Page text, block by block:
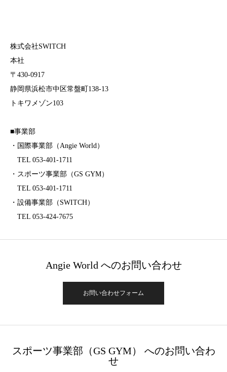
株式会社SWITCH
本社
〒430-0917
静岡県浜松市中区常盤町138-13
トキワメゾン103
■事業部
・国際事業部（Angie World）
TEL 053-401-1711
・スポーツ事業部（GS GYM）
TEL 053-401-1711
・設備事業部（SWITCH）
TEL 053-424-7675
Angie World へのお問い合わせ
お問い合わせフォーム
スポーツ事業部（GS GYM） へのお問い合わ
せ